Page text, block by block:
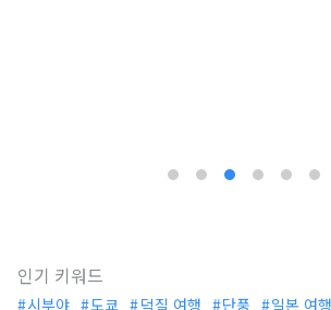
인기 키워드
시부야 도쿄 덕질 여행 단풍 일본 여행